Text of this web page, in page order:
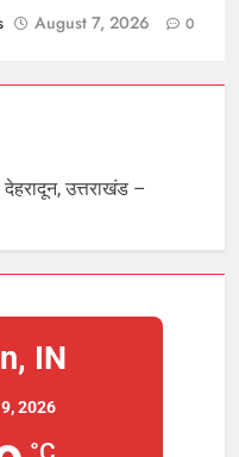
August 7, 2026 0
उत्तराखंड –
IN
2026